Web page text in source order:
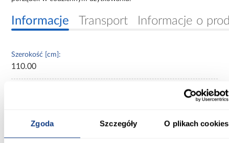
Zgoda Szczegóły O plikach cookies
Informacje Transport Informacje o
Szerokość [cm]:
110.00
Wysokość [cm]: